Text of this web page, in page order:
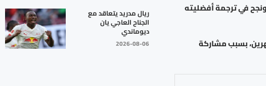
في ترجمة أفضليته
بسبب مشاركة
ريال مدريد يتعاقد مع
الجناح العاجي يان
ديوماندي
2026-08-06